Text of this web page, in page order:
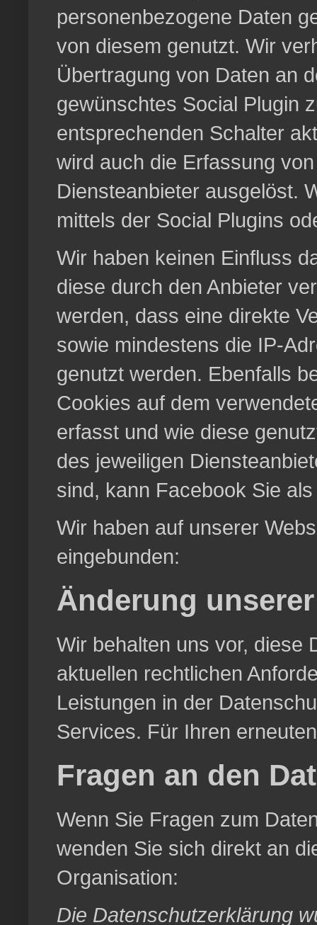
personenbezogene Daten
von diesem genutzt. Wir
Übertragung von Daten an
gewünschtes Social Plugin
entsprechenden Schalter
wird auch die Erfassung
Diensteanbieter ausgelöst.
mittels der Social Plugins
Wir haben keinen Einfluss
diese durch den Anbieter
werden, dass eine direkte
sowie mindestens die IP-
genutzt werden. Ebenfalls
Cookies auf dem
erfasst und wie diese
des jeweiligen
sind, kann Facebook Sie
Wir haben auf unserer
eingebunden:
Änderung
Wir behalten uns vor, diese
aktuellen rechtlichen
Leistungen in der
Services. Für Ihren
Fragen an den
Wenn Sie Fragen zum
wenden Sie sich direkt an
Organisation:
Die Datenschutzerklärung